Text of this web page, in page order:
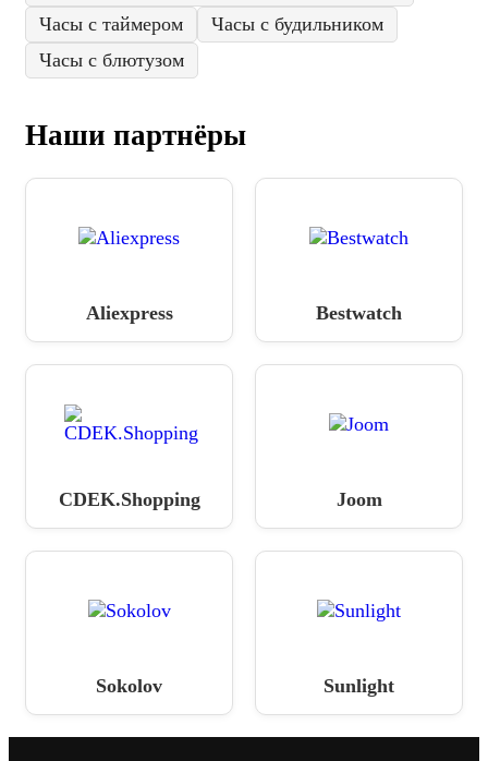
Часы с таймером
Часы с будильником
Часы с блютузом
Наши партнёры
Aliexpress Bestwatch
CDEK.Shopping Joom
Sokolov Sunlight